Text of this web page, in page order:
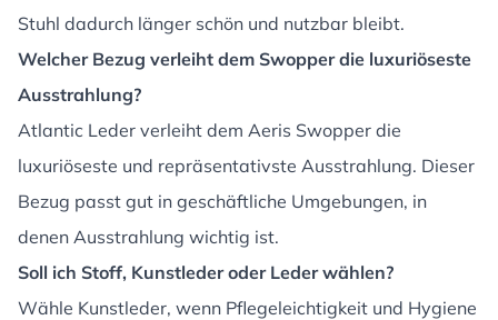
Stuhl dadurch länger schön und nutzbar bleibt.
Welcher Bezug verleiht dem Swopper die luxuriöseste
Ausstrahlung?
Atlantic Leder verleiht dem Aeris Swopper die
luxuriöseste und repräsentativste Ausstrahlung. Dieser
Bezug passt gut in geschäftliche Umgebungen, in
denen Ausstrahlung wichtig ist.
Soll ich Stoff, Kunstleder oder Leder wählen?
Wähle Kunstleder, wenn Pflegeleichtigkeit und Hygiene